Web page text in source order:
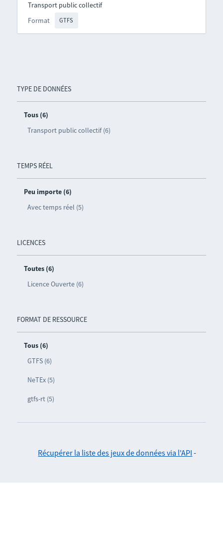
TYPE DE DONNÉES
Tous (6)
Transport public collectif (6)
TEMPS RÉEL
Peu importe (6)
Avec temps réel (5)
LICENCES
Toutes (6)
Licence Ouverte (6)
FORMAT DE RESSOURCE
Tous (6)
GTFS (6)
NeTEx (5)
gtfs-rt (5)
Format GTFS
Transport public collectif
Récupérer la liste des jeux de données via l'API -